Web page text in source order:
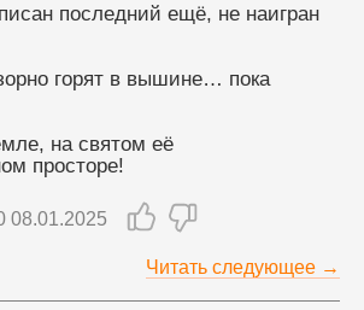
последний ещё, не наигран
горят в вышине… пока
на святом её
просторе!
08.01.2025
Читать следующее →